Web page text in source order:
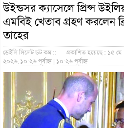
উইন্ডসর ক্যাসেলে প্রিন্স
এমবিই খেতাব গ্রহণ করলেন
তাহের
ডেইলি সিলেট ডট কম ::
প্রকাশিত হয়েছে : ১৫ মে
২০২৬, ১০:২৬ পূর্বাহ্ন | ১০:২৬ পূর্বাহ্ন